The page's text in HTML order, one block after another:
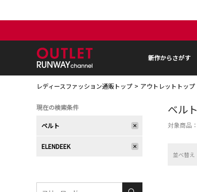
新作からさがす
レディースファッション通販トップ アウトレットトップ
ベルト
対象商品：
並べ替え
現在の検索条件
ベルト
ELENDEEK